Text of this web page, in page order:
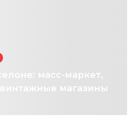
масс-маркет,
винтажные магазины